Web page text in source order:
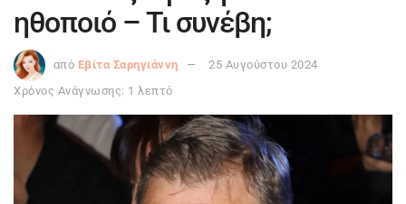
ηθοποιό – Τι συνέβη;
από Εβίτα Σαρηγιάννη
25 Αυγούστου 2024
Χρόνος Ανάγνωσης: 1 λεπτό